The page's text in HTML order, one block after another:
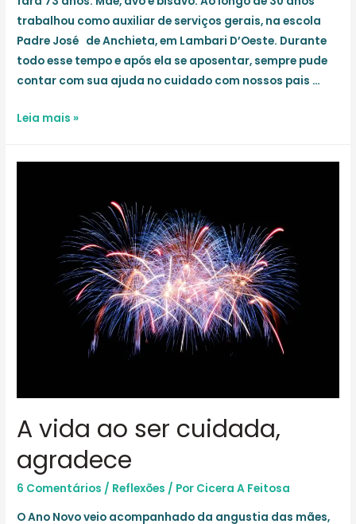
trabalhou como auxiliar de serviços gerais, na escola
Padre José de Anchieta, em Lambari D’Oeste. Durante
todo esse tempo e após ela se aposentar, sempre pude
contar com sua ajuda no cuidado com nossos pais …
Parabéns
Leia mais »
A vida ao ser cuidada,
agradece
6 Comentários / Reflexões / Por Cicera A Feitosa
O Ano Novo veio acompanhado da angustia das mães,